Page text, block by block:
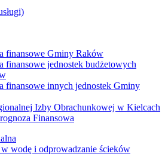
finansowe Gminy Raków
finansowe jednostek budżetowych
finansowe innych jednostek Gminy
Izby Obrachunkowej w Kielcach
Finansowa
w wodę i odprowadzanie ścieków